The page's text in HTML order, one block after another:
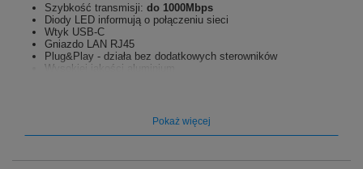
Szybkość transmisji: do 1000Mbps
Diody LED informują o połączeniu sieci
Wtyk USB-C
Gniazdo LAN RJ45
Plug&Play - działa bez dodatkowych sterowników
Wysokiej jakości aluminium
Pokaż więcej